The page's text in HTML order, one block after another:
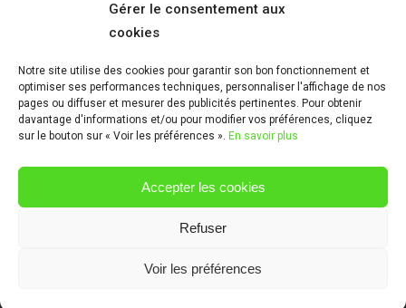
Gérer le consentement aux
cookies
Notre site utilise des cookies pour garantir son bon fonctionnement et
optimiser ses performances techniques, personnaliser l'affichage de nos
pages ou diffuser et mesurer des publicités pertinentes. Pour obtenir
davantage d'informations et/ou pour modifier vos préférences, cliquez
sur le bouton sur « Voir les préférences ». En savoir plus
Accepter les cookies
Refuser
Voir les préférences
Portail alu Saint-Omer
Clôture 62
Garde-corps pas de calais
Mentions Légales